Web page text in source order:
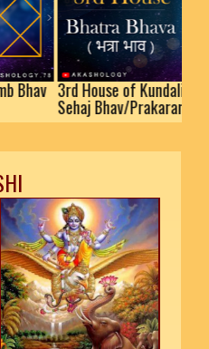
3rd House of Kundali | Bhatra
Sehaj Bhav/Prakaram